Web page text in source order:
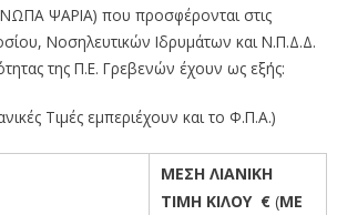
ΨΑΡΙΑ) που προσφέρονται στις
Νοσηλευτικών Ιδρυμάτων και Ν.Π.Δ.Δ.
της Π.Ε. Γρεβενών έχουν ως εξής:
Τιμές εμπεριέχουν και το Φ.Π.Α.)
ΜΕΣΗ ΛΙΑΝΙΚΗ
ΤΙΜΗ ΚΙΛΟΥ € (ΜΕ